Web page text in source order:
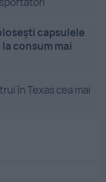
capsulele
consum mai
în Texas cea mai